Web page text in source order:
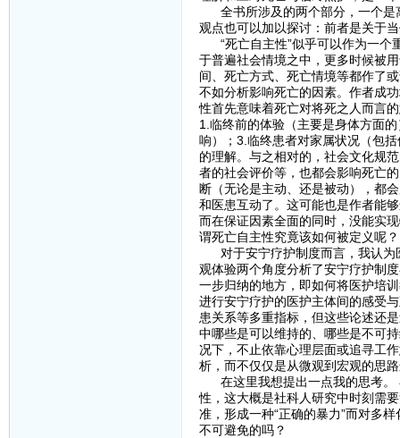
全书所涉及的两个部分，一个是
观点也可以加以探讨：前者是关于
“死亡自主性”似乎可以作为一个
于普遍社会情境之中，更多时候被
间、死亡方式、死亡情境等都作了
不如分析影响死亡的因素。作者成
性首先意味着死亡对将死之人而言
1.临终前的体验（主要是身体方面
响）；3.临终患者对家属状况（包
的理解。与之相对的，社会文化规
者的社会评价等，也都会影响死亡
断（无论是主动、还是被动），都
和医患互动了。这可能也是作者能
而在保证因素全面的同时，没能实
谓死亡自主性究竟该如何被定义呢？
对于安宁疗护制度而言，我认为
观体验两个角度分析了安宁疗护制
一步归纳的地方，即如何将医护培
进行安宁疗护的医护主体间的感受
患关系等多重指标，但这些论述还
中哪些是可以维持的、哪些是不可
况下，不止依靠心理层面或追寻工
析，而不仅仅是从微观到宏观的思
在这里我想提出一点我的思考。
性，这大概是社科人研究中时刻需
准，形成一种“正确的暴力”而对多
不可避免的吗？